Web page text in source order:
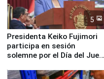
5
Presidenta Keiko Fujimori
participa en sesión
solemne por el Día del Juez